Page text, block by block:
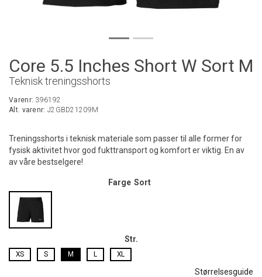
Core 5.5 Inches Short W Sort M
Teknisk treningsshorts
Varenr: 396192
Alt. varenr: J2GBD21209M
Treningsshorts i teknisk materiale som passer til alle former for
fysisk aktivitet hvor god fukttransport og komfort er viktig. En av
av våre bestselgere!
Farge Sort
Str.
XS S M L XL
Størrelsesguide